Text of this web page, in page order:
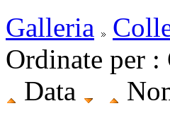
Galleria
Ordinate per
Data